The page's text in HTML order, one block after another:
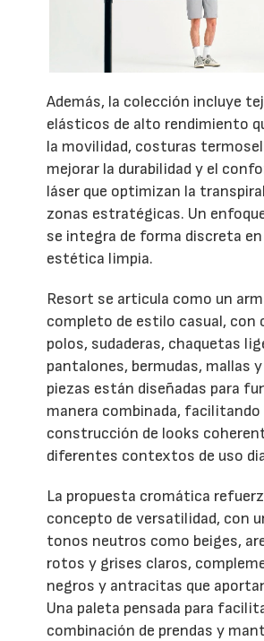
Además, la colección incluye
elásticos de alto rendimiento
la movilidad, costuras
mejorar la durabilidad y el
láser que optimizan la
zonas estratégicas. Un
se integra de forma discreta en
estética limpia.
Resort se articula como un
completo de estilo casual, con
polos, sudaderas, chaquetas
pantalones, bermudas, mallas
piezas están diseñadas para
manera combinada, facilitando
construcción de looks
diferentes contextos de uso
La propuesta cromática
concepto de versatilidad, con
tonos neutros como beiges,
rotos y grises claros,
negros y antracitas que
Una paleta pensada para
combinación de prendas y